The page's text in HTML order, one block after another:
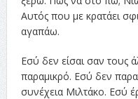
Αυτός που με κρατάει
αγαπάω.
Εσύ δεν είσαι σαν τους
παραμικρό. Εσύ δεν
συνέχεια Μιλτάκο. Εσύ